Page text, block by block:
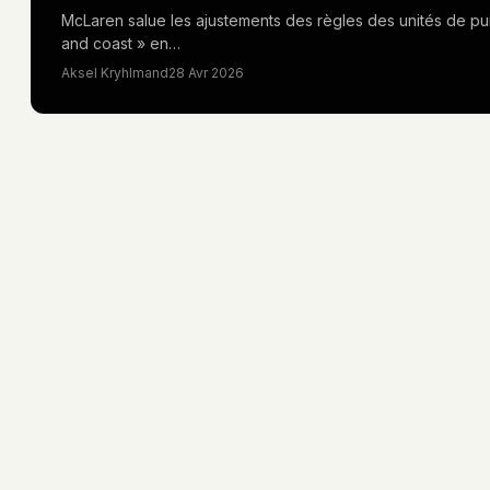
McLaren salue les ajustements des règles des unités de
and coast » en…
Aksel Kryhlmand28 Avr 2026